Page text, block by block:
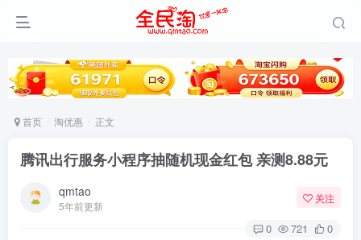
首页 淘优惠 正文
腾讯出行服务小程序抽随机现金红包 亲测8.88元
qmtao
5年前更新
关注
0 721 0